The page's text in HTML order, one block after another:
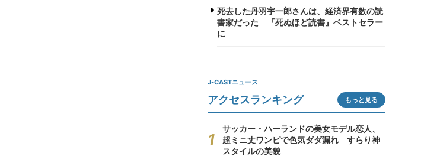
死去した丹羽宇一郎さんは、経済界有数の読
書家だった 『死ぬほど読書』ベストセラー
に
J-CASTニュース
アクセスランキング もっと見る
サッカー・ハーランドの美女モデル恋人、
超ミニ丈ワンピで色気ダダ漏れ すらり神
スタイルの美貌